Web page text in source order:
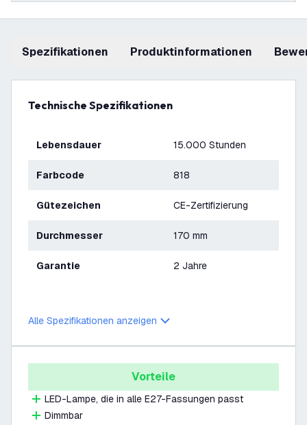
Spezifikationen Produktinformationen
Technische Spezifikationen
Lebensdauer 15.000 Stunden
Farbcode 818
Gütezeichen CE-Zertifizierung
Durchmesser 170 mm
Garantie 2 Jahre
Alle Spezifikationen anzeigen
Vorteile
LED-Lampe, die in alle E27-Fassungen passt
Dimmbar